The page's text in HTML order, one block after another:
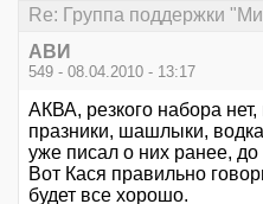
Re: Группа поддержки
АВИ
549 - 08.04.2010 - 13:17
АКВА, резкого набора
празники, шашлыки,
уже писал о них ранее, до
Вот Кася правильно
будет все хорошо.